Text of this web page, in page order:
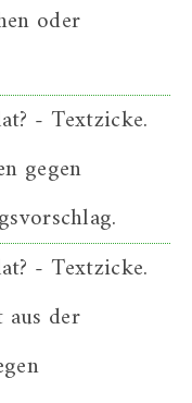
oder
- Textzicke.
gegen
- Textzicke.
aus der